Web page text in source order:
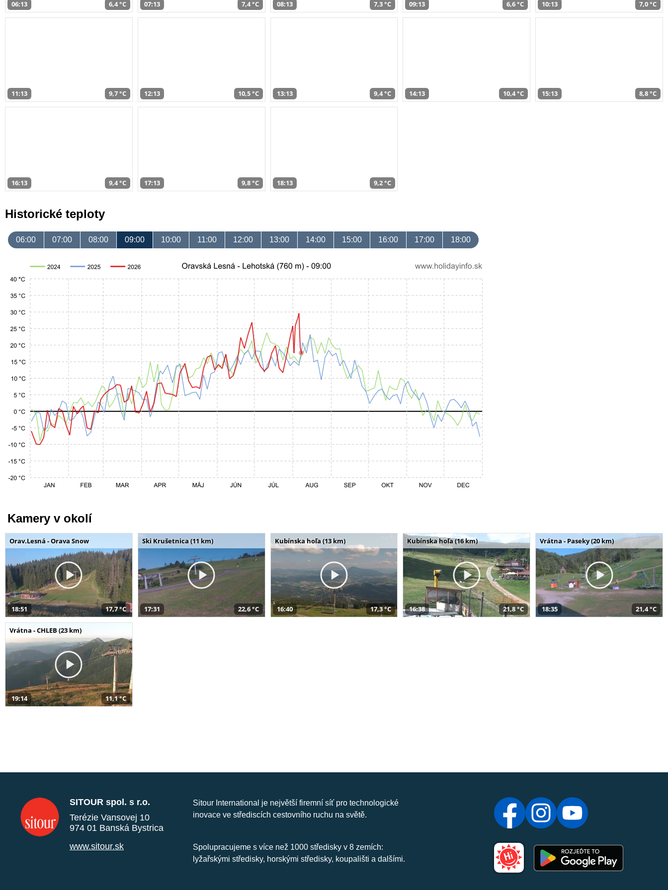
06:13 6,4 °C 07:13 7,4 °C 08:13 7,3 °C 09:13 6,6 °C 10:13 7,0 °C
11:13 9,7 °C 12:13 10,5 °C 13:13 9,4 °C 14:13 10,4 °C 15:13 8,8 °C
16:13 9,4 °C 17:13 9,8 °C 18:13 9,2 °C
Historické teploty
06:00 07:00 08:00 09:00 10:00 11:00 12:00 13:00 14:00 15:00 16:00 17:00 18:00
Kamery v okolí
Orav.Lesná - Orava Snow
18:51 17,7 °C
Ski Krušetnica (11 km)
17:31 22,6 °C
Kubínska hoľa (13 km)
16:40 17,3 °C
Kubínska hoľa (16 km)
16:38 21,8 °C
Vrátna - Paseky (20 km)
18:35 21,4 °C
Vrátna - CHLEB (23 km)
19:14 11,1 °C
SITOUR spol. s r.o.
Terézie Vansovej 10
974 01 Banská Bystrica
www.sitour.sk
Sitour International je největší firemní síť pro technologické
inovace ve střediscích cestovního ruchu na světě.
Spolupracujeme s více než 1000 středisky v 8 zemích:
lyžařskými středisky, horskými středisky, koupališti a dalšími.